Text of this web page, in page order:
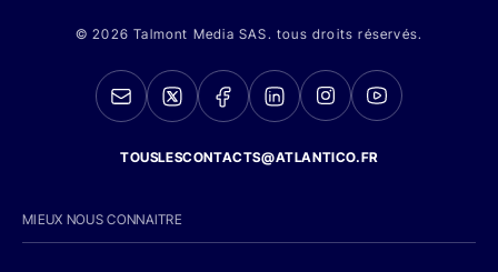
© 2026 Talmont Media SAS. tous droits réservés.
TOUSLESCONTACTS@ATLANTICO.FR
MIEUX NOUS CONNAITRE